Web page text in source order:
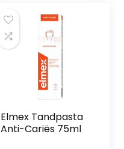
Elmex Tandpasta
Anti-Cariës 75ml